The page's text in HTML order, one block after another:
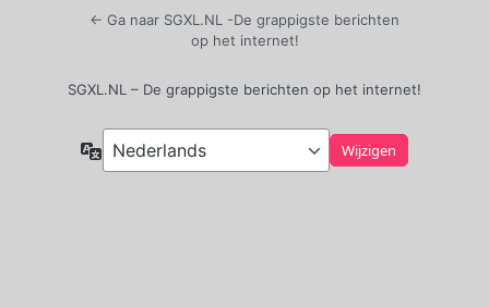
← Ga naar SGXL.NL -De grappigste berichten
op het internet!
SGXL.NL – De grappigste berichten op het internet!
Taal